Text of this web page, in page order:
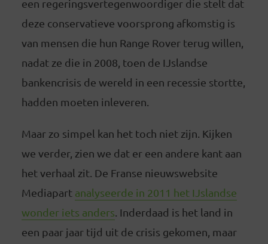
een regeringsvertegenwoordiger die stelt dat
deze conservatieve voorsprong afkomstig is
van mensen die hun Range Rover terug willen,
nadat ze die in 2008, toen de IJslandse
bankencrisis de wereld in een recessie stortte,
hadden moeten inleveren.
Maar zo simpel kan het toch niet zijn. Kijken
we verder, zien we dat er een andere kant aan
het verhaal zit. De Franse nieuwswebsite
Mediapart analyseerde in 2011 het IJslandse
wonder iets anders . Inderdaad is het land in
een paar jaar tijd uit de crisis gekomen, maar